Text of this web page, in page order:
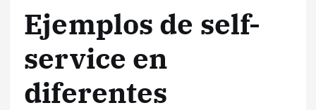
Ejemplos de self-
service en
diferentes